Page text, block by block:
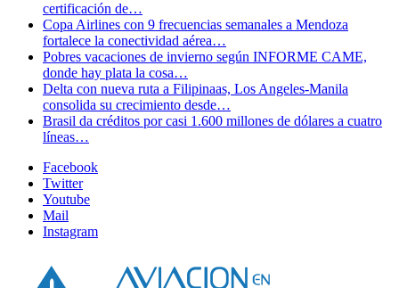
certificación de…
Copa Airlines con 9 frecuencias semanales a Mendoza
fortalece la conectividad aérea…
Pobres vacaciones de invierno según INFORME CAME,
donde hay plata la cosa…
Delta con nueva ruta a Filipinaas, Los Angeles-Manila
consolida su crecimiento desde…
Brasil da créditos por casi 1.600 millones de dólares a cuatro
líneas…
Facebook
Twitter
Youtube
Mail
Instagram